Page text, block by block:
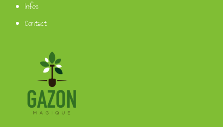
Infos
Contact